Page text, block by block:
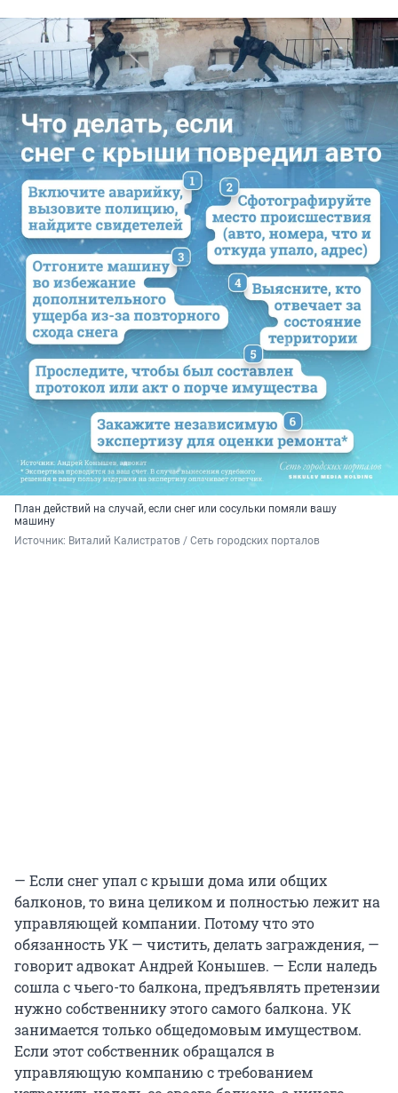
План действий на случай, если снег или сосульки помяли вашу
машину
Источник: Виталий Калистратов / Сеть городских порталов
— Если снег упал с крыши дома или общих
балконов, то вина целиком и полностью лежит на
управляющей компании. Потому что это
обязанность УК — чистить, делать заграждения, —
говорит адвокат Андрей Конышев. — Если наледь
сошла с чьего-то балкона, предъявлять претензии
нужно собственнику этого самого балкона. УК
занимается только общедомовым имуществом.
Если этот собственник обращался в
управляющую компанию с требованием